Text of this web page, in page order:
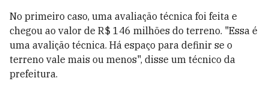
No primeiro caso, uma avaliação técnica foi feita e
chegou ao valor de R$ 146 milhões do terreno. "Essa é
uma avalição técnica. Há espaço para definir se o
terreno vale mais ou menos", disse um técnico da
prefeitura.